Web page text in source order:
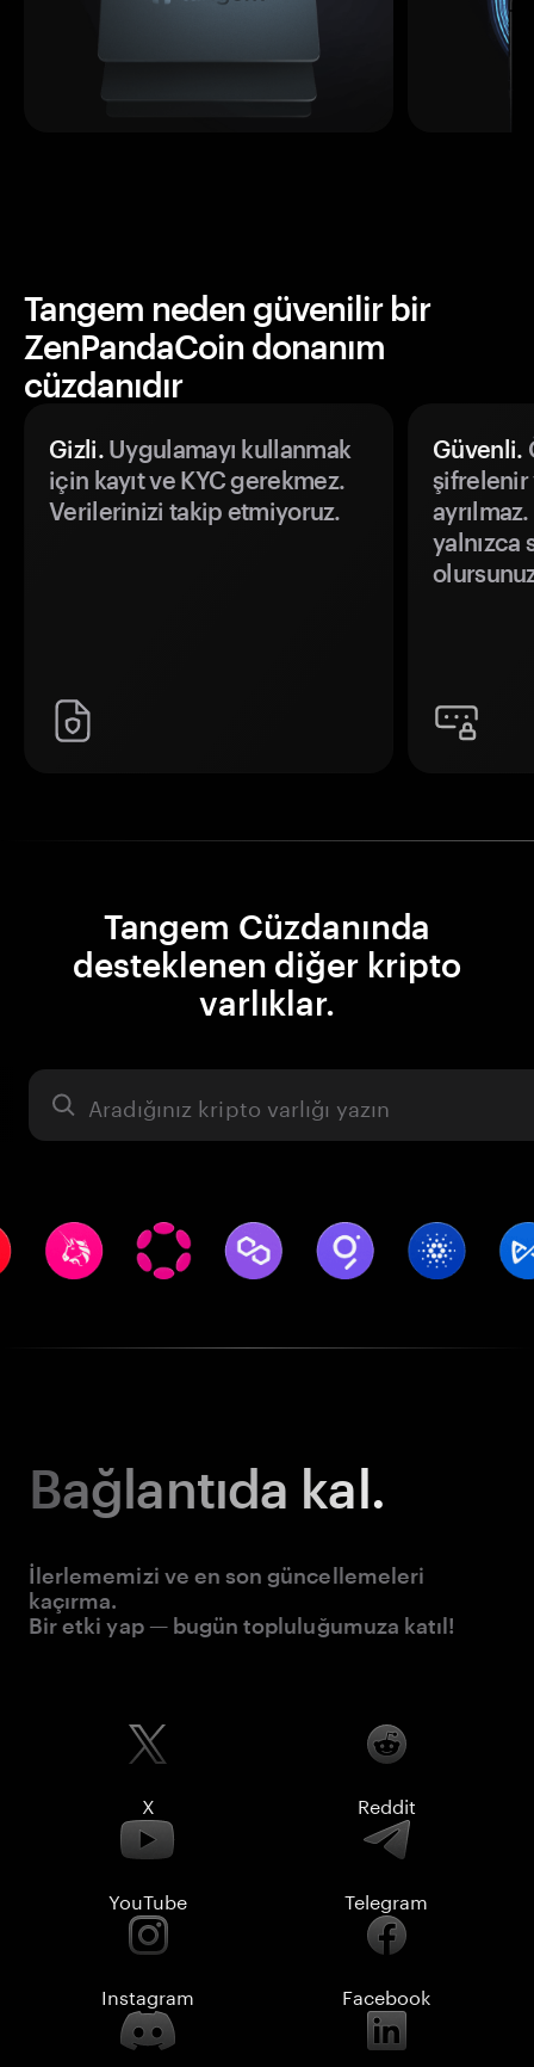
Tangem neden güvenilir bir
ZenPandaCoin donanım
cüzdanıdır
Gizli.Uygulamayı kullanmak
için kayıt ve KYC gerekmez.
Verilerinizi takip etmiyoruz.
Güvenli.
şifrelenir
yalnızca
Tangem Cüzdanında
desteklenen diğer kripto
varlıklar.
Varlık
Bağlantıda kal.
İlerlememizi ve en son güncellemeleri
kaçırma.
Bir etki yap — bugün topluluğumuza katıl!
X Reddit
YouTube Telegram
Instagram Facebook